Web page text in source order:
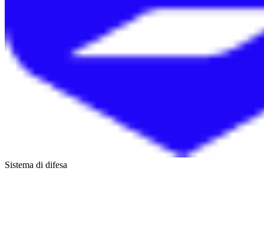
Sistema di difesa